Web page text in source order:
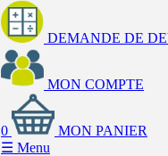
DEMANDE DE
MON COMPTE
0
MON PANIER
☰ Menu